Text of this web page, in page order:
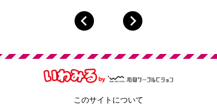
このサイトについて